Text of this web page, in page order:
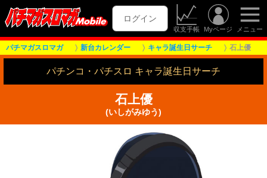
ログイン
収支手帳 Myページ メニュー
パチマガスロマガ 新台カレンダー キャラ誕生日サーチ 石上優
パチンコ・パチスロ キャラ誕生日サーチ
石上優
(いしがみゆう)